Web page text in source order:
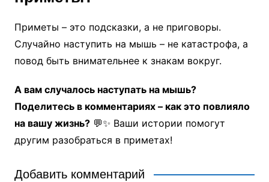
Приметы – это подсказки, а не приговоры.
Случайно наступить на мышь – не катастрофа, а
повод быть внимательнее к знакам вокруг.
А вам случалось наступать на мышь?
Поделитесь в комментариях – как это повлияло
на вашу жизнь?💬✨ Ваши истории помогут
другим разобраться в приметах!
Добавить комментарий